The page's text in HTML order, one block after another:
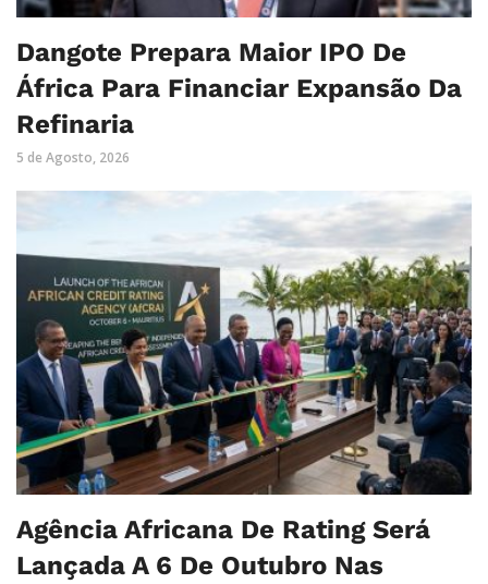
Dangote Prepara Maior IPO De
África Para Financiar Expansão Da
Refinaria
5 de Agosto, 2026
Agência Africana De Rating Será
Lançada A 6 De Outubro Nas